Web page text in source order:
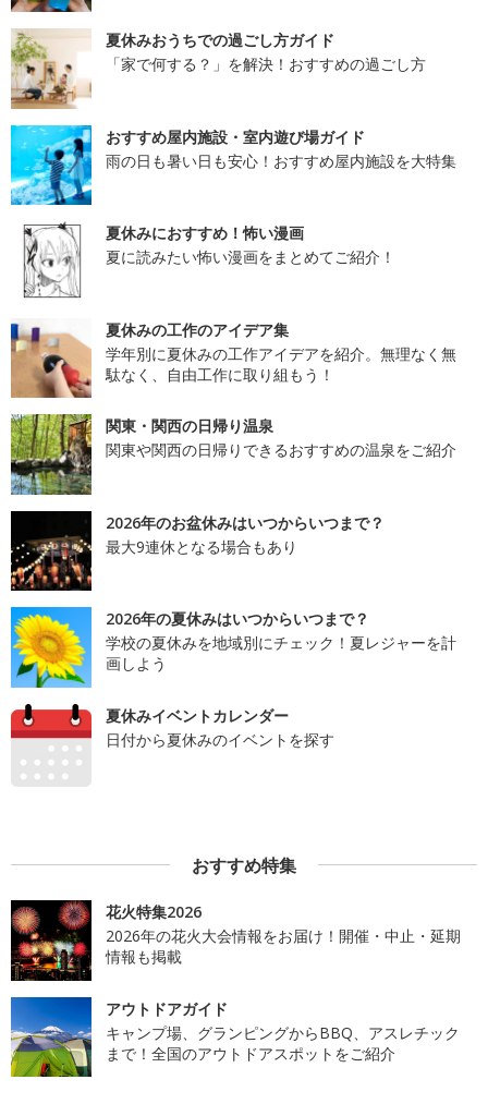
夏休みおうちでの過ごし方ガイド
「家で何する？」を解決！おすすめの過ごし方
おすすめ屋内施設・室内遊び場ガイド
雨の日も暑い日も安心！おすすめ屋内施設を大特集
夏休みにおすすめ！怖い漫画
夏に読みたい怖い漫画をまとめてご紹介！
夏休みの工作のアイデア集
学年別に夏休みの工作アイデアを紹介。無理なく無
駄なく、自由工作に取り組もう！
関東・関西の日帰り温泉
関東や関西の日帰りできるおすすめの温泉をご紹介
2026年のお盆休みはいつからいつまで？
最大9連休となる場合もあり
2026年の夏休みはいつからいつまで？
学校の夏休みを地域別にチェック！夏レジャーを計
画しよう
夏休みイベントカレンダー
日付から夏休みのイベントを探す
おすすめ特集
花火特集2026
2026年の花火大会情報をお届け！開催・中止・延期
情報も掲載
アウトドアガイド
キャンプ場、グランピングからBBQ、アスレチック
まで！全国のアウトドアスポットをご紹介